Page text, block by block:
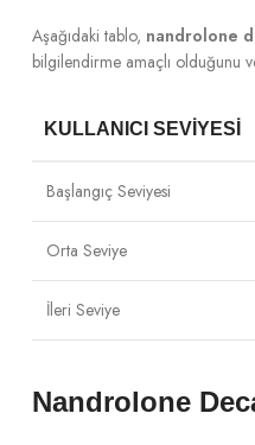
Aşağıdaki tablo, nandrolone
bilgilendirme amaçlı olduğunu ve
KULLANICI SEVIYESI
Başlangıç Seviyesi
Orta Seviye
İleri Seviye
Nandrolone